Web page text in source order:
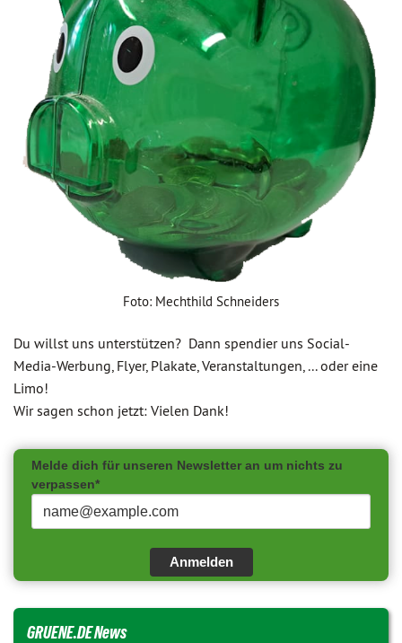
Foto: Mechthild Schneiders
Du willst uns unterstützen? Dann spendier uns Social-
Media-Werbung, Flyer, Plakate, Veranstaltungen, ... oder eine
Limo!
Wir sagen schon jetzt: Vielen Dank!
Melde dich für unseren Newsletter an um nichts zu
verpassen*
Anmelden
GRUENE.DE News